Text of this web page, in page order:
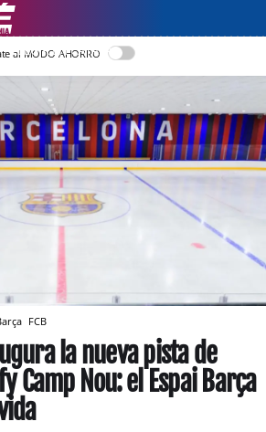
LLEGIR EN CATALÀ
al MODO AHORRO
FCB
la nueva pista de
Camp Nou: el Espai Barça